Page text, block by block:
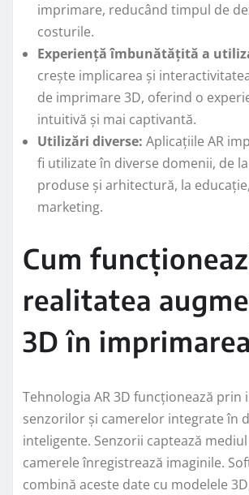
imprimare, reducând timpul de
costurile.
Experiență îmbunătățită a
crește implicarea și
de imprimare 3D, oferind o
intuitivă și mai captivantă.
Utilizări diverse: Aplicațiile AR
fi utilizate în diverse domenii, de
produse și arhitectură, la
marketing.
Cum
realitatea
3D în
Tehnologia AR 3D funcționează prin
senzorilor și camerelor integrate în
inteligente. Senzorii captează
camerele înregistrează imaginile.
combină aceste date cu modelele